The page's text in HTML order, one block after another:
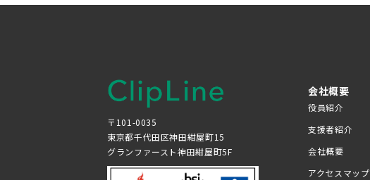
〒101-0035
東京都千代田区神田紺屋町15
グランファースト神田紺屋町5F
会社概要
役員紹介
支援者紹介
会社概要
アクセスマップ